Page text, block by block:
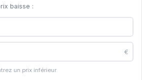
baisse :
€
un prix inférieur